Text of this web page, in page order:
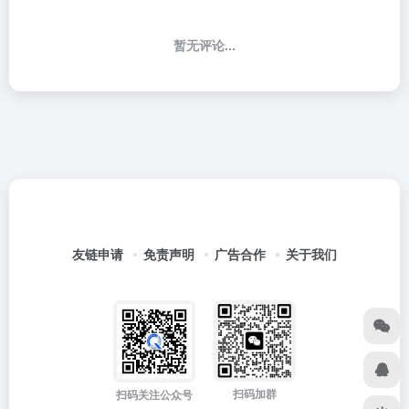
暂无评论...
友链申请 免责声明 广告合作 关于我们
扫码关注公众号 扫码加群